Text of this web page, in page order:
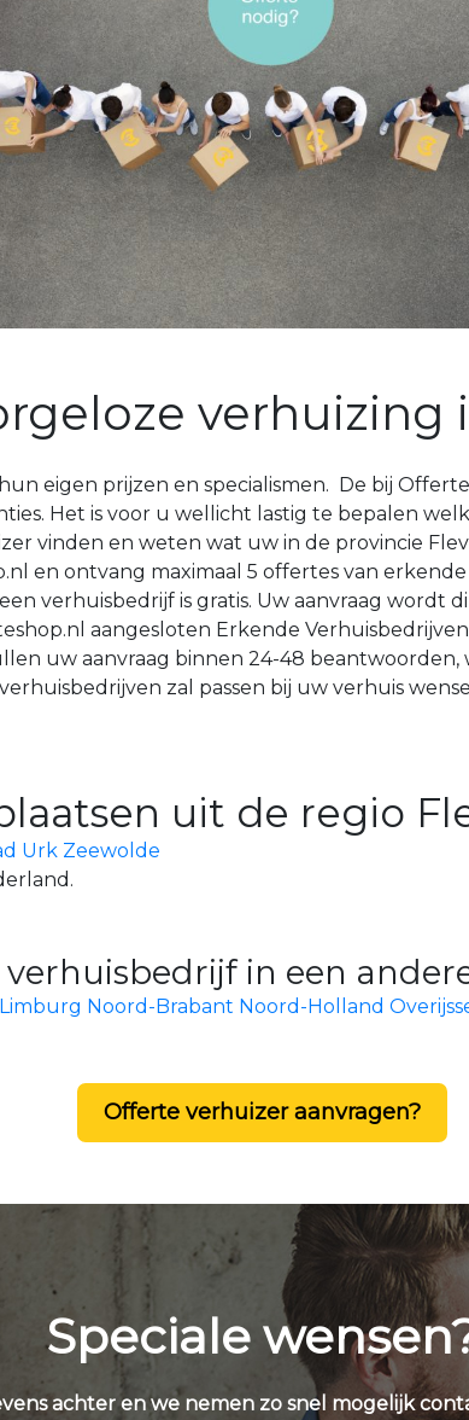
verhuizing
eigen prijzen en specialismen. De bij
Het is voor u wellicht lastig te bepalen
vinden en weten wat uw in de provincie
en ontvang maximaal 5 offertes van
verhuisbedrijf is gratis. Uw aanvraag wordt
aangesloten Erkende
uw aanvraag binnen 24-48
zal passen bij uw verhuis
uit de regio
Urk Zeewolde
in een
Limburg Noord-Brabant Noord-Holland
Offerte verhuizer aanvragen?
Speciale
achter en we nemen zo snel mogelijk